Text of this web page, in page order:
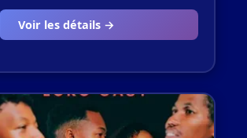
Voir les détails →